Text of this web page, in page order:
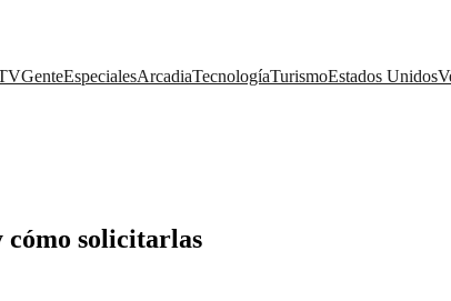
GenteEspecialesArcadiaTecnologíaTurismoEstados Unidos
cómo solicitarlas